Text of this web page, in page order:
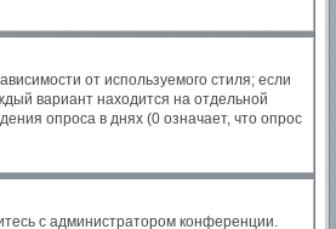
от используемого стиля; если
вариант находится на отдельной
опроса в днях (0 означает, что опрос
с администратором конференции.